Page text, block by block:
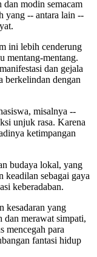
modin semacam
yang -- antara lain --
ini lebih cenderung
mentang-mentang.
dan gejala
berkelindan dengan
misalnya --
unjuk rasa. Karena
ketimpangan
budaya lokal, yang
keadilan sebagai gaya
keberadaban.
kesadaran yang
dan merawat simpati,
mencegah para
fantasi hidup